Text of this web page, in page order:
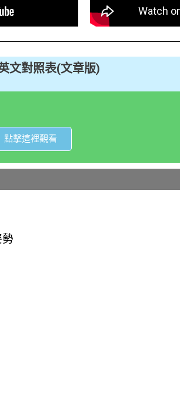
文對照表(文章版)
點擊這裡觀看
勢